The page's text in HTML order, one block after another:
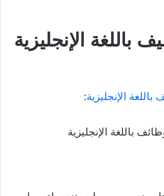
باللغة الإنجليزية
الإنجليزية: